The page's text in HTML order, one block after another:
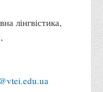
та співбесід
лінгвістика,